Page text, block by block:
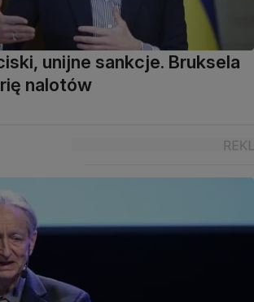
unijne sankcje. Bruksela
nalotów